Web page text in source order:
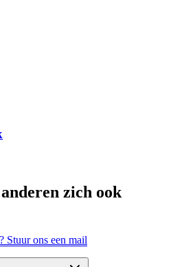
zich ook
Stuur ons een mail